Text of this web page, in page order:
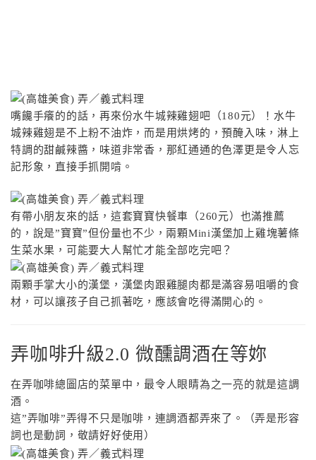
嘴饞手癢的的話，再來份水牛城辣雞翅吧（180元）！水牛
城辣雞翅是不上粉不油炸，而是用烘烤的，預醃入味，淋上
特調的甜鹹辣醬，味道非常香，那紅通通的色澤更是令人忘
記形象，直接手抓開啃。
有帶小朋友來的話，這套寶寶快餐車（260元）也滿推薦
的，說是”寶寶”但份量也不少，兩顆Mini漢堡加上雞塊薯條
生菜水果，可能要大人幫忙才能全部吃完吧？
兩顆手掌大小的漢堡，漢堡肉跟雞腿肉都是滿容易咀嚼的食
材，可以讓孩子自己抓著吃，應該會吃得滿開心的。
弄咖啡升級2.0 微醺調酒在等妳
在弄咖啡總圖店的菜單中，最令人眼睛為之一亮的就是這調
酒。
這”弄咖啡”弄得不只是咖啡，連調酒都弄來了。（弄是形容
詞也是動詞，敬請好好使用）